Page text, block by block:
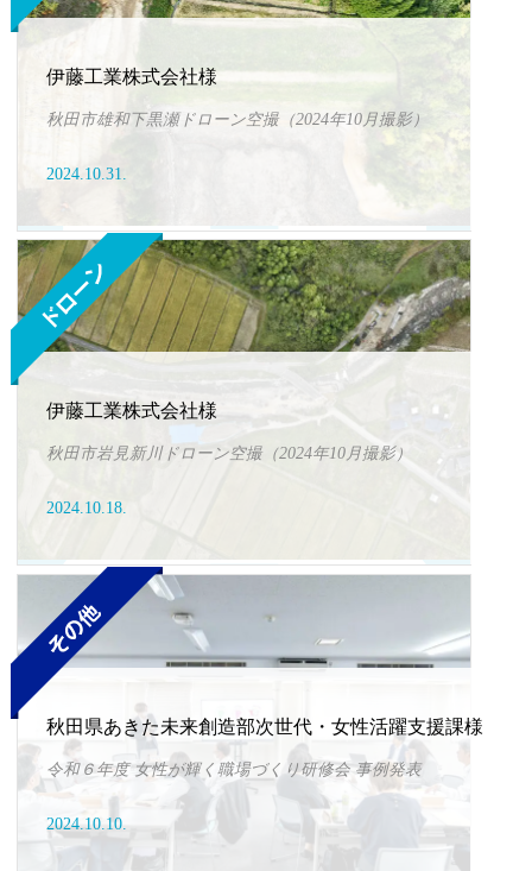
伊藤工業株式会社様
秋田市雄和下黒瀬ドローン空撮（2024年10月撮影）
2024.10.31.
伊藤工業株式会社様
秋田市岩見新川ドローン空撮（2024年10月撮影）
2024.10.18.
秋田県あきた未来創造部次世代・女性活躍支援課様
令和６年度 女性が輝く職場づくり研修会 事例発表
2024.10.10.